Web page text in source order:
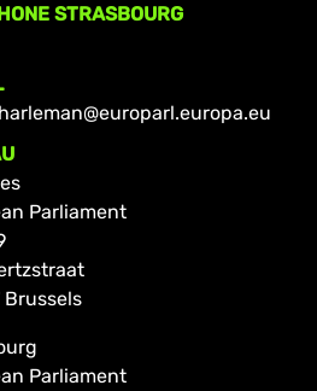
STRASBOURG
Parliament
Brussels
Parliament